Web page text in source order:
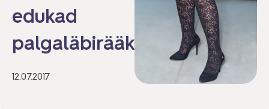
edukad
palgaläbirääkimised
12.07.2017